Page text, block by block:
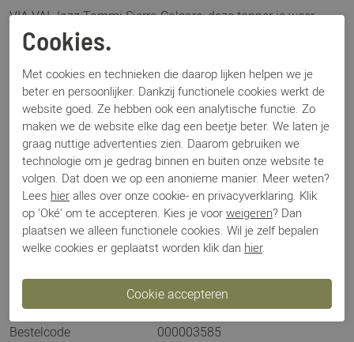
VIA VAI Jazz Tammi Sierra Calcare: deze topper is weer
terug in de collectie. Deze slingback van VIA VAI is
uitgevoerd in beige, bijna lichtgrijs suede. De Jazz Tammi
Sierra Calcare is een echte eyecatcher onder een leuke wide
fit broek, door de spitse neus en jamboree klep op de wreef.
Een goede pasvorm en eventueel te stellen door de riem bij
de hak.
Specificaties
Merk
Via Vai
Artikelnummer
62210 Jazz Tammi
Los voetbed
Nee
Categorie
Slingback
Beige
Materiaal
Suede
Bestelcode
000003585
Cookies.
Met cookies en technieken die daarop lijken helpen we je
beter en persoonlijker. Dankzij functionele cookies werkt de
website goed. Ze hebben ook een analytische functie. Zo
maken we de website elke dag een beetje beter. We laten je
graag nuttige advertenties zien. Daarom gebruiken we
technologie om je gedrag binnen en buiten onze website te
volgen. Dat doen we op een anonieme manier. Meer weten?
Lees hier alles over onze cookie- en privacyverklaring. Klik
op 'Oké' om te accepteren. Kies je voor weigeren? Dan
plaatsen we alleen functionele cookies. Wil je zelf bepalen
welke cookies er geplaatst worden klik dan hier.